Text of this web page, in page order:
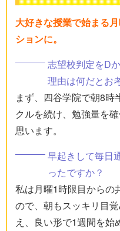
大好きな授業で始まる
ションに。
志望校判定をD
理由は何だとお
まず、四谷学院で朝8時
クルを続け、勉強量を
思います。
早起きして毎日
ったですか？
私は月曜1時限目からの
ので、朝もスッキリ目
え、良い形で1週間を